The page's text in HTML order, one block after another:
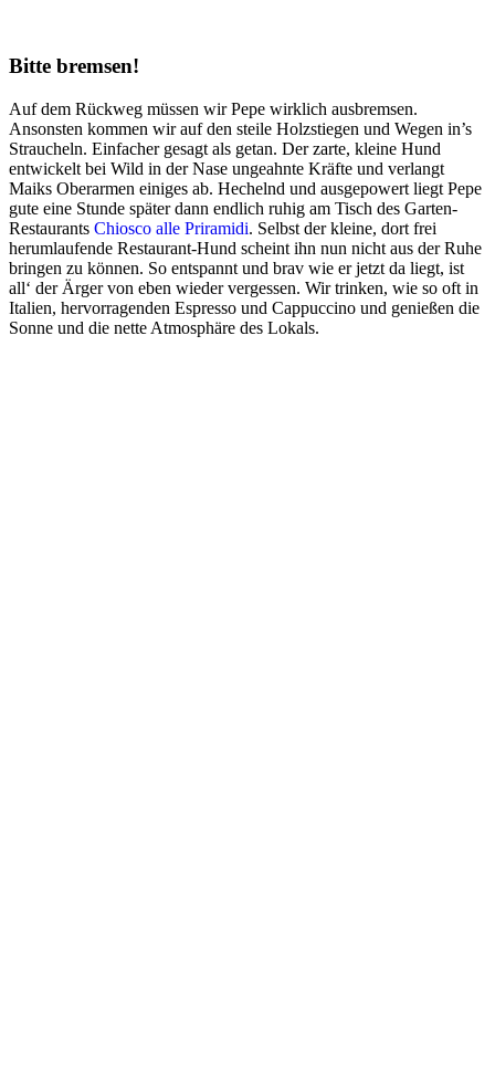
Bitte bremsen!
Auf dem Rückweg müssen wir Pepe wirklich ausbremsen.
Ansonsten kommen wir auf den steile Holzstiegen und Wegen in’s
Straucheln. Einfacher gesagt als getan. Der zarte, kleine Hund
entwickelt bei Wild in der Nase ungeahnte Kräfte und verlangt
Maiks Oberarmen einiges ab. Hechelnd und ausgepowert liegt Pepe
gute eine Stunde später dann endlich ruhig am Tisch des Garten-
Restaurants Chiosco alle Priramidi. Selbst der kleine, dort frei
herumlaufende Restaurant-Hund scheint ihn nun nicht aus der Ruhe
bringen zu können. So entspannt und brav wie er jetzt da liegt, ist
all‘ der Ärger von eben wieder vergessen. Wir trinken, wie so oft in
Italien, hervorragenden Espresso und Cappuccino und genießen die
Sonne und die nette Atmosphäre des Lokals.